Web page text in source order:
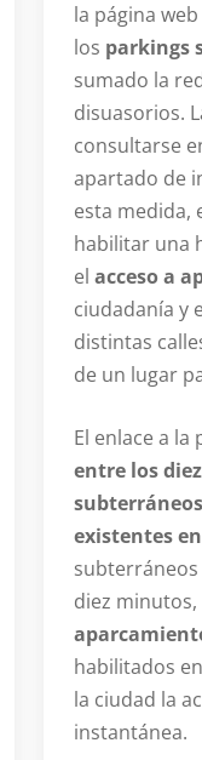
la página
los parkings
sumado la
disuasorios.
consultarse
apartado de
esta medida,
habilitar una
el acceso a
ciudadanía y
distintas
de un lugar
El enlace a la
entre los
existentes
diez
habilitados
la ciudad la
instantánea.